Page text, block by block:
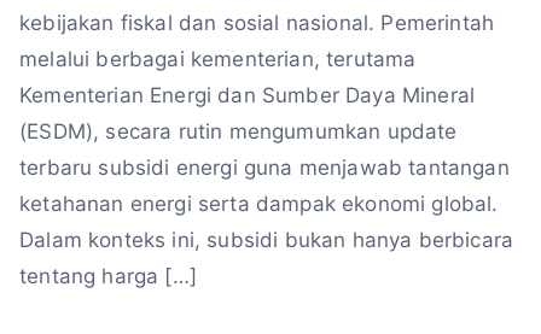
kebijakan fiskal dan sosial nasional. Pemerintah
melalui berbagai kementerian, terutama
Kementerian Energi dan Sumber Daya Mineral
(ESDM), secara rutin mengumumkan update
terbaru subsidi energi guna menjawab tantangan
ketahanan energi serta dampak ekonomi global.
Dalam konteks ini, subsidi bukan hanya berbicara
tentang harga […]